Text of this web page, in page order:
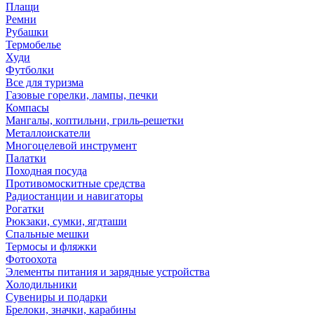
Плащи
Ремни
Рубашки
Термобелье
Худи
Футболки
Все для туризма
Газовые горелки, лампы, печки
Компасы
Мангалы, коптильни, гриль-решетки
Металлоискатели
Многоцелевой инструмент
Палатки
Походная посуда
Противомоскитные средства
Радиостанции и навигаторы
Рогатки
Рюкзаки, сумки, ягдташи
Спальные мешки
Термосы и фляжки
Фотоохота
Элементы питания и зарядные устройства
Холодильники
Сувениры и подарки
Брелоки, значки, карабины